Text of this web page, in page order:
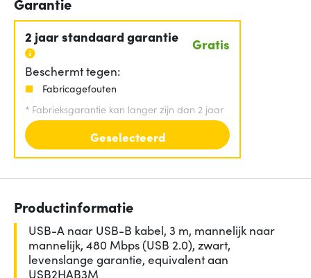
2 jaar standaard garantie Gratis
Beschermt tegen:
Fabricagefouten
* Fabrieksgarantie kan langer zijn dan 2 jaar
Geselecteerd
Productinformatie
USB-A naar USB-B kabel, 3 m, mannelijk naar
mannelijk, 480 Mbps (USB 2.0), zwart,
levenslange garantie, equivalent aan
USB2HAB3M